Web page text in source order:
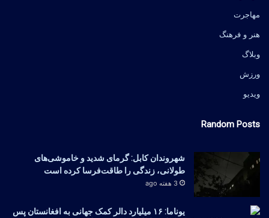
مهاجرت
هنر و فرهنگ
وبلاگ
ورزش
ویدیو
Random Posts
شهروندان کابل: گرمای شدید و خاموشی‌های
طولانی، زندگی را طاقت‌فرسا کرده است
3 هفته ago
یوناما: ۱۶ میلیارد دالر کمک جهانی به افغانستان پس